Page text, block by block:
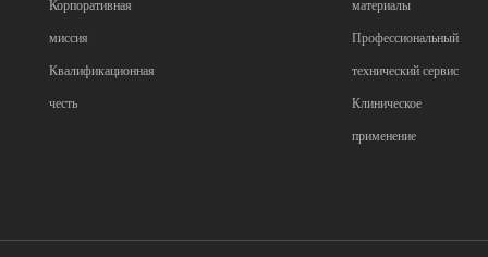
Корпоративная
миссия
Квалификационная
честь
материалы
Профессиональный
технический сервис
Клиническое
применение